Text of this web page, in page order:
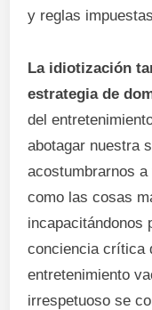
y reglas
La idiotización
estrategia de
del
abotagar nuestra
acostumbrarnos
como las cosas
incapacitándonos
conciencia crítica
entretenimiento
irrespetuoso se